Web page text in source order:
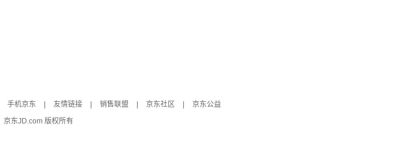
手机京东 友情链接 销售联盟 京东社区
京东公益
京东JD.com 版权所有